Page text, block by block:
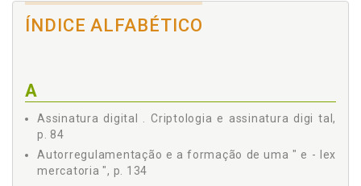
internacionais de comércio" ., p. 48
1.5.1.2 Características dos contratos internacionais
2.2 O Comércio Eletrônico, p. 67
2.3 Contratos Eletrônicos ., p. 74
2.3.1 O contrato eletrônico internacional de consumo .,
p. 77
ÍNDICE ALFABÉTICO
A
Assinatura digital . Criptologia e assinatura digi tal,
p. 84
Autorregulamentação e a formação de uma " e - lex
mercatoria ", p. 134